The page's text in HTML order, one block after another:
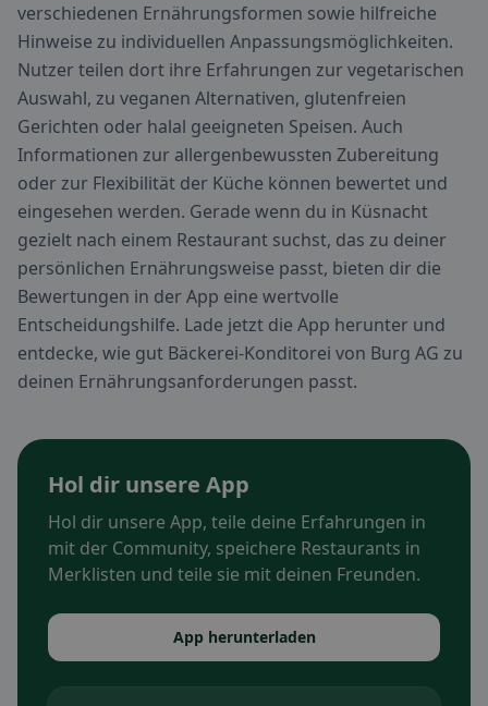
verschiedenen Ernährungsformen sowie hilfreiche
Hinweise zu individuellen Anpassungsmöglichkeiten.
Nutzer teilen dort ihre Erfahrungen zur vegetarischen
Auswahl, zu veganen Alternativen, glutenfreien
Gerichten oder halal geeigneten Speisen. Auch
Informationen zur allergenbewussten Zubereitung
oder zur Flexibilität der Küche können bewertet und
eingesehen werden. Gerade wenn du in Küsnacht
gezielt nach einem Restaurant suchst, das zu deiner
persönlichen Ernährungsweise passt, bieten dir die
Bewertungen in der App eine wertvolle
Entscheidungshilfe. Lade jetzt die App herunter und
entdecke, wie gut Bäckerei-Konditorei von Burg AG zu
deinen Ernährungsanforderungen passt.
Hol dir unsere App
Hol dir unsere App, teile deine Erfahrungen in
mit der Community, speichere Restaurants in
Merklisten und teile sie mit deinen Freunden.
App herunterladen